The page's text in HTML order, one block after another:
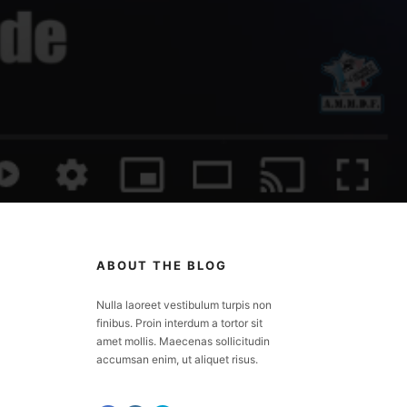
ABOUT THE BLOG
Nulla laoreet vestibulum turpis non
finibus. Proin interdum a tortor sit
amet mollis. Maecenas sollicitudin
accumsan enim, ut aliquet risus.